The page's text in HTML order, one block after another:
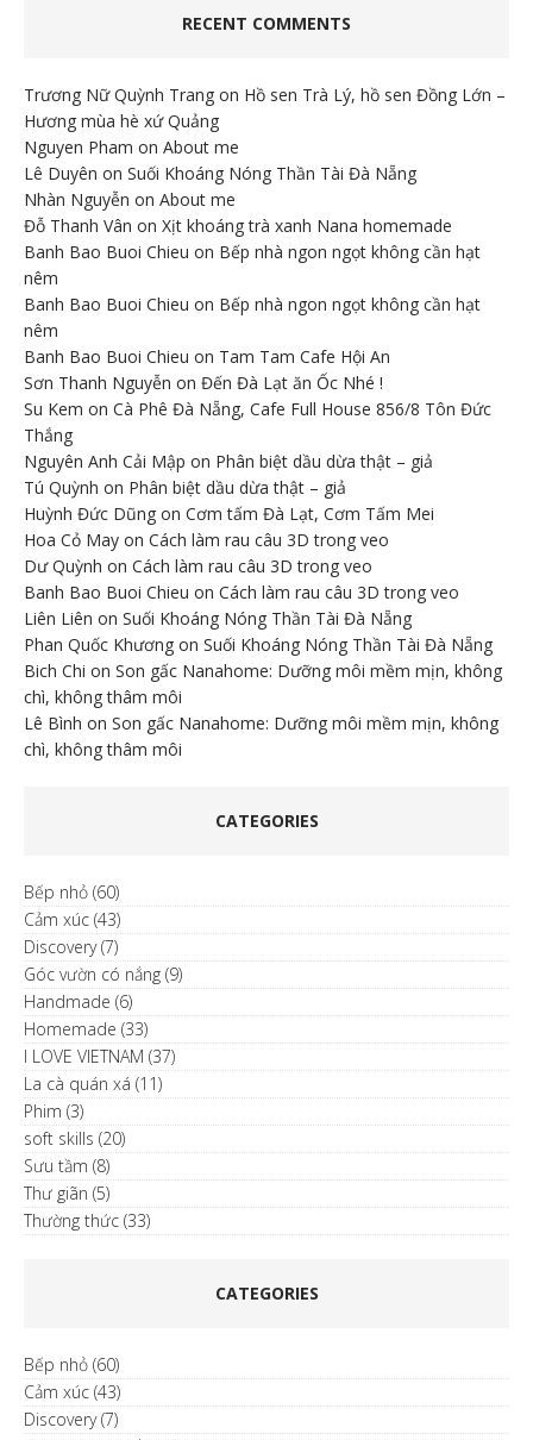
RECENT COMMENTS
Trương Nữ Quỳnh Trang on Hồ sen Trà Lý, hồ sen Đồng Lớn –
Hương mùa hè xứ Quảng
Nguyen Pham on About me
Lê Duyên on Suối Khoáng Nóng Thần Tài Đà Nẵng
Nhàn Nguyễn on About me
Đỗ Thanh Vân on Xịt khoáng trà xanh Nana homemade
Banh Bao Buoi Chieu on Bếp nhà ngon ngọt không cần hạt
nêm
Banh Bao Buoi Chieu on Bếp nhà ngon ngọt không cần hạt
nêm
Banh Bao Buoi Chieu on Tam Tam Cafe Hội An
Sơn Thanh Nguyễn on Đến Đà Lạt ăn Ốc Nhé !
Su Kem on Cà Phê Đà Nẵng, Cafe Full House 856/8 Tôn Đức
Thắng
Nguyên Anh Cải Mập on Phân biệt dầu dừa thật – giả
Tú Quỳnh on Phân biệt dầu dừa thật – giả
Huỳnh Đức Dũng on Cơm tấm Đà Lạt, Cơm Tấm Mei
Hoa Cỏ May on Cách làm rau câu 3D trong veo
Dư Quỳnh on Cách làm rau câu 3D trong veo
Banh Bao Buoi Chieu on Cách làm rau câu 3D trong veo
Liên Liên on Suối Khoáng Nóng Thần Tài Đà Nẵng
Phan Quốc Khương on Suối Khoáng Nóng Thần Tài Đà Nẵng
Bich Chi on Son gấc Nanahome: Dưỡng môi mềm mịn, không
chì, không thâm môi
Lê Bình on Son gấc Nanahome: Dưỡng môi mềm mịn, không
chì, không thâm môi
CATEGORIES
Bếp nhỏ (60)
Cảm xúc (43)
Discovery(7)
Góc vườn có nắng (9)
Handmade (6)
Homemade (33)
I LOVE VIETNAM (37)
La cà quán xá (11)
Phim (3)
soft skills (20)
Sưu tầm (8)
Thư giãn (5)
Thường thức (33)
CATEGORIES
Bếp nhỏ (60)
Cảm xúc (43)
Discovery(7)